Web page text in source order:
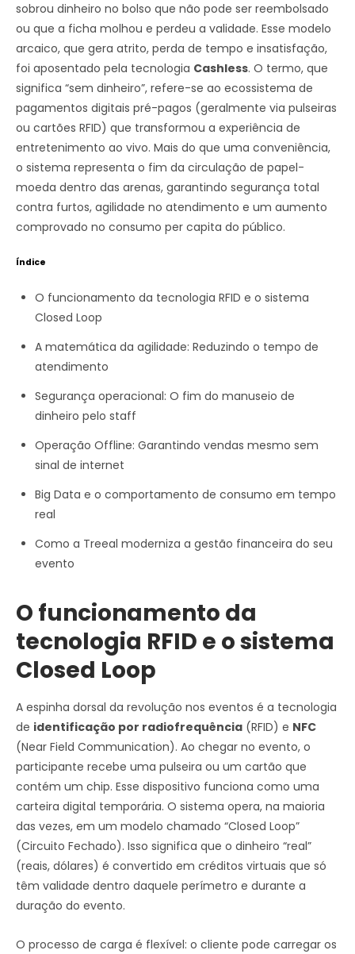
sobrou dinheiro no bolso que não pode ser reembolsado
ou que a ficha molhou e perdeu a validade. Esse modelo
arcaico, que gera atrito, perda de tempo e insatisfação,
foi aposentado pela tecnologia Cashless. O termo, que
significa “sem dinheiro”, refere-se ao ecossistema de
pagamentos digitais pré-pagos (geralmente via pulseiras
ou cartões RFID) que transformou a experiência de
entretenimento ao vivo. Mais do que uma conveniência,
o sistema representa o fim da circulação de papel-
moeda dentro das arenas, garantindo segurança total
contra furtos, agilidade no atendimento e um aumento
comprovado no consumo per capita do público.
Índice
O funcionamento da tecnologia RFID e o sistema
Closed Loop
A matemática da agilidade: Reduzindo o tempo de
atendimento
Segurança operacional: O fim do manuseio de
dinheiro pelo staff
Operação Offline: Garantindo vendas mesmo sem
sinal de internet
Big Data e o comportamento de consumo em tempo
real
Como a Treeal moderniza a gestão financeira do seu
evento
O funcionamento da
tecnologia RFID e o sistema
Closed Loop
A espinha dorsal da revolução nos eventos é a tecnologia
de identificação por radiofrequência (RFID) e NFC
(Near Field Communication). Ao chegar no evento, o
participante recebe uma pulseira ou um cartão que
contém um chip. Esse dispositivo funciona como uma
carteira digital temporária. O sistema opera, na maioria
das vezes, em um modelo chamado “Closed Loop”
(Circuito Fechado). Isso significa que o dinheiro “real”
(reais, dólares) é convertido em créditos virtuais que só
têm validade dentro daquele perímetro e durante a
duração do evento.
O processo de carga é flexível: o cliente pode carregar os